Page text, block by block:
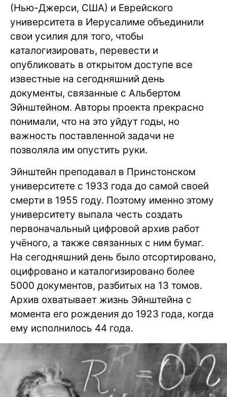
(Нью-Джерси, США) и Еврейского
университета в Иерусалиме объединили
свои усилия для того, чтобы
каталогизировать, перевести и
опубликовать в открытом доступе все
известные на сегодняшний день
документы, связанные с Альбертом
Эйнштейном. Авторы проекта прекрасно
понимали, что на это уйдут годы, но
важность поставленной задачи не
позволяла им опустить руки.
Эйнштейн преподавал в Принстонском
университете с 1933 года до самой своей
смерти в 1955 году. Поэтому именно этому
университету выпала честь создать
первоначальный цифровой архив работ
учёного, а также связанных с ним бумаг.
На сегодняшний день было отсортировано,
оцифровано и каталогизировано более
5000 документов, разбитых на 13 томов.
Архив охватывает жизнь Эйнштейна с
момента его рождения до 1923 года, когда
ему исполнилось 44 года.